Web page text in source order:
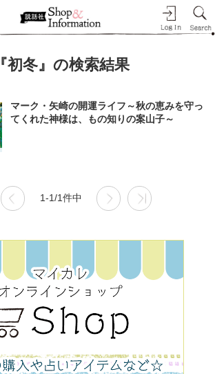
『初冬』の検索結果
マーク・矢崎の開運ライフ～秋の恵みを守っ
てくれた神様は、もの知りの案山子～
1-1/1件中